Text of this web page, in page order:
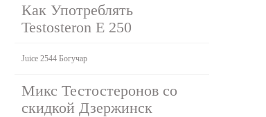
Как Употреблять
Testosteron E 250
Juice 2544 Богучар
Микс Тестостеронов со
скидкой Дзержинск